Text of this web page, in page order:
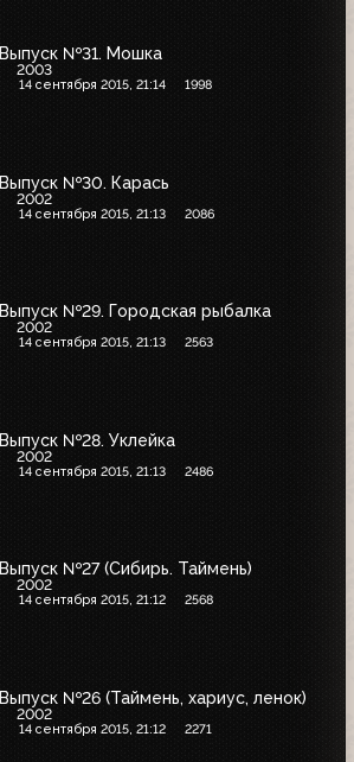
Выпуск №31. Мошка
2003
14 сентября 2015, 21:14 1998
Выпуск №30. Карась
2002
14 сентября 2015, 21:13 2086
Выпуск №29. Городская рыбалка
2002
14 сентября 2015, 21:13 2563
Выпуск №28. Уклейка
2002
14 сентября 2015, 21:13 2486
Выпуск №27 (Сибирь. Таймень)
2002
14 сентября 2015, 21:12 2568
Выпуск №26 (Таймень, хариус, ленок)
2002
14 сентября 2015, 21:12 2271